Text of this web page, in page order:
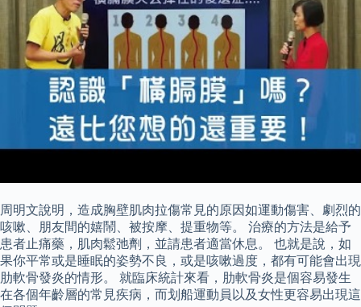
周明文說明，造成胸壁肌肉拉傷常見的原因如運動傷害、劇烈的
咳嗽、朋友間的嬉鬧、被按摩、提重物等。 治療的方法是給予
患者止痛藥，肌肉鬆弛劑，並請患者適當休息。 也就是說，如
果你平常或是睡眠的姿勢不良，或是咳嗽過度，都有可能會出現
肋軟骨發炎的情形。 就臨床統計來看，肋軟骨炎是個容易發生
在各個年齡層的常見疾病，而划船運動員以及女性更容易出現這